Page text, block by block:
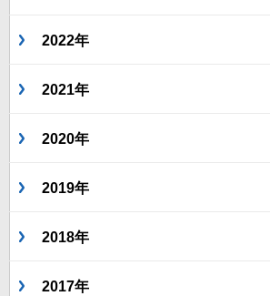
2022年
2021年
2020年
2019年
2018年
2017年